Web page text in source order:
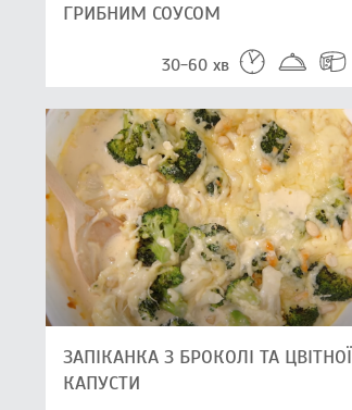
ГРИБНИМ СОУСОМ
30-60 хв
ЗАПІКАНКА З БРОКОЛІ ТА ЦВІТНОЇ
КАПУСТИ